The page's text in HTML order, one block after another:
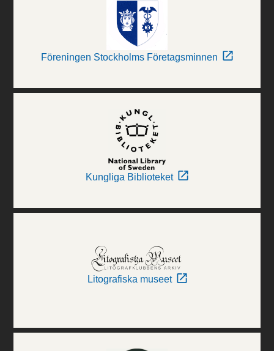
Föreningen Stockholms Företagsminnen
Kungliga Biblioteket
Litografiska museet